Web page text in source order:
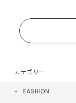
カテゴリー
FASHION